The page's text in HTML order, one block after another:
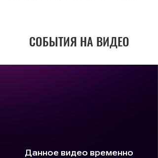
СОБЫТИЯ НА ВИДЕО